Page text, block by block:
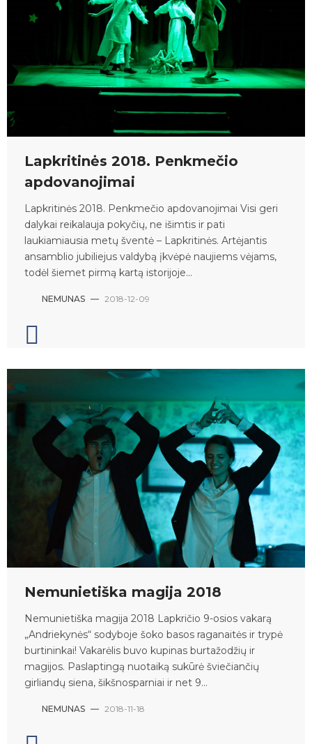
Lapkritinės 2018. Penkmečio
apdovanojimai
Lapkritinės 2018. Penkmečio apdovanojimai Visi geri
dalykai reikalauja pokyčių, ne išimtis ir pati
laukiamiausia metų šventė – Lapkritinės. Artėjantis
ansamblio jubiliejus valdybą įkvėpė naujiems vėjams,
todėl šiemet pirmą kartą istorijoje...
NEMUNAS — 2018-12-09
Nemunietiška magija 2018
Nemunietiška magija 2018 Lapkričio 9-osios vakarą
„Andriekynės“ sodyboje šoko basos raganaitės ir trypė
burtininkai! Vakarėlis buvo kupinas burtažodžių ir
magijos. Paslaptingą nuotaiką sukūrė šviečiančių
girliandų siena, šikšnosparniai ir net 9...
NEMUNAS — 2018-11-18